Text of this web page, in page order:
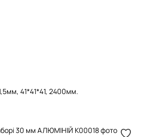
41*41*41, 2400мм.